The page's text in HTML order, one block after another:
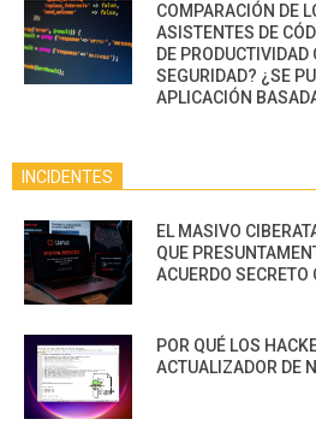
COMPARACIÓN DE
ASISTENTES DE
DE
SEGURIDAD? ¿SE
APLICACIÓN
INCIDENTES
EL MASIVO
QUE
ACUERDO SECRETO
POR QUÉ LOS
ACTUALIZADOR DE